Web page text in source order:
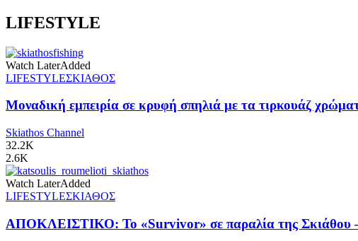
LIFESTYLE
Watch LaterAdded
LIFESTYLEΣΚΙΑΘΟΣ
Μοναδική εμπειρία σε κρυφή σπηλιά με τα τιρκουάζ
Skiathos Channel
32.2K
2.6K
Watch LaterAdded
LIFESTYLEΣΚΙΑΘΟΣ
ΑΠΟΚΛΕΙΣΤΙΚΟ: Το «Survivor» σε παραλία της Σκιάθου